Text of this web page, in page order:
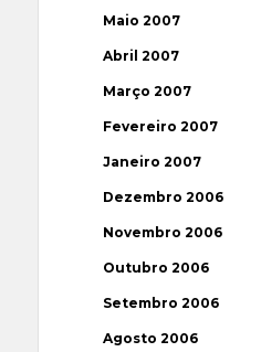
Maio 2007
Abril 2007
Março 2007
Fevereiro 2007
Janeiro 2007
Dezembro 2006
Novembro 2006
Outubro 2006
Setembro 2006
Agosto 2006